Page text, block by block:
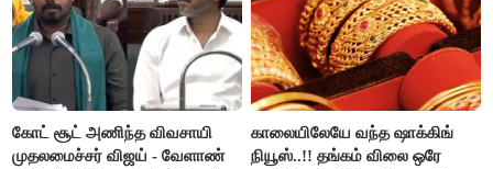
கோட் சூட் அணிந்த விவசாயி
முதலமைச்சர் விஜய் - வேளாண்
காலையிலேயே வந்த ஷாக்கிங்
நியூஸ்..!! தங்கம் விலை ஒரே